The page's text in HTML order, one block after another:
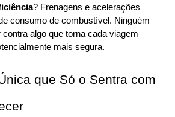
? Frenagens e acelerações
consumo de combustível. Ninguém
algo que torna cada viagem
mais segura.
que Só o Sentra com